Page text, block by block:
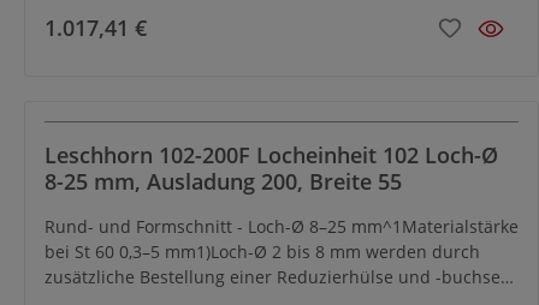
der Einsatz von Stempel und Matrize der nächstkleineren
Locheinheit möglich.Lochwerkzeuge (Stempel und
1.017,41 €
Leschhorn 102-200F Locheinheit 102 Loch-Ø
8-25 mm, Ausladung 200, Breite 55
Rund- und Formschnitt - Loch-Ø 8–25 mm^1Materialstärke
bei St 60 0,3–5 mm1)Loch-Ø 2 bis 8 mm werden durch
zusätzliche Bestellung einer Reduzierhülse und -buchse